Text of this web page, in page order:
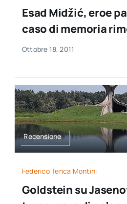
Esad Midžić, eroe
caso di memoria
Ottobre 18, 2011
Recensione
Federico Tenca Montini
Goldstein su